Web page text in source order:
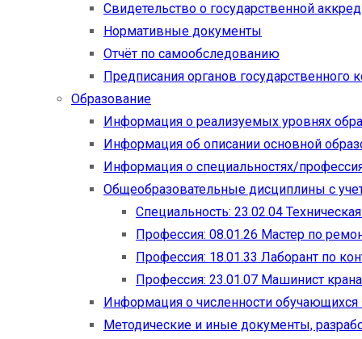
Свидетельство о государственной
Нормативные документы
Отчёт по самообследованию
Предписания органов государственного
Образование
Информация о реализуемых уровнях
Информация об описании основной
Информация о специальностях/
Общеобразовательные дисциплины с
Специальность: 23.02.04
Профессия: 08.01.26 Мастер по
Профессия: 18.01.33 Лаборант по
Профессия: 23.01.07 Машинист
Информация о численности
Методические и иные документы,